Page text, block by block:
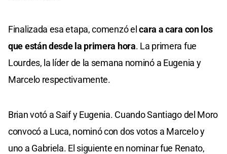
Finalizada esa etapa, comenzó elcara a cara con los
que están desde la primera hora. La primera fue
Lourdes, la líder de la semana nominó a Eugenia y
Marcelo respectivamente.
Brian votó a Saif y Eugenia. Cuando Santiago del Moro
convocó a Luca, nominó con dos votos a Marcelo y
uno a Gabriela. El siguiente en nominar fue Renato,